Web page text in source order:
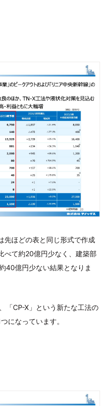
先ほどの表と同じ形式で作成
べて約20億円少なく、建築部
40億円少ない結果となりま
「CP-X」という新たな工法の
になっています。